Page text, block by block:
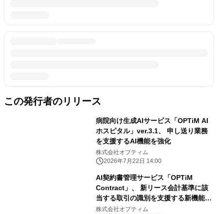
この発行者のリリース
病院向け生成AIサービス「OPTiM AI
ホスピタル」ver.3.1、 申し送り業務
を支援するAI機能を強化
株式会社オプティム
2026年7月22日 14:00
AI契約書管理サービス「OPTiM
Contract」、 新リース会計基準に該
当する取引の識別を支援する新機能を
提供開始 ～リース該当性の判定作業に
株式会社オプティム